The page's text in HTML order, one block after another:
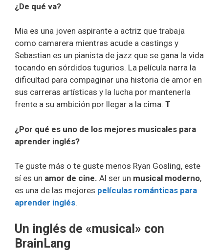
¿De qué va?
Mia es una joven aspirante a actriz que trabaja
como camarera mientras acude a castings y
Sebastian es un pianista de jazz que se gana la vida
tocando en sórdidos tugurios. La película narra la
dificultad para compaginar una historia de amor en
sus carreras artísticas y la lucha por mantenerla
frente a su ambición por llegar a la cima. T
¿Por qué es uno de los mejores musicales para
aprender inglés?
Te guste más o te guste menos Ryan Gosling, este
sí es un amor de cine. Al ser un musical moderno,
es una de las mejores películas románticas para
aprender inglés.
Un inglés de «musical» con
BrainLang